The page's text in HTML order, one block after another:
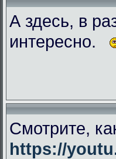
А здесь, в
интересно.
Смотрите,
https://